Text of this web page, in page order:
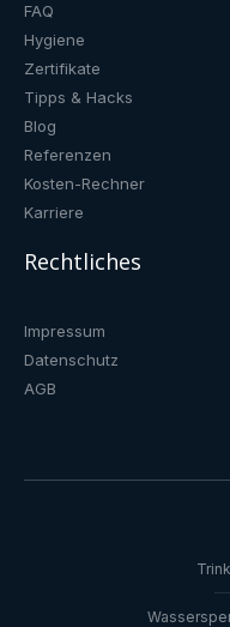
FAQ
Hygiene
Zertifikate
Tipps & Hacks
Blog
Referenzen
Kosten-Rechner
Karriere
Rechtliches
Impressum
Datenschutz
AGB